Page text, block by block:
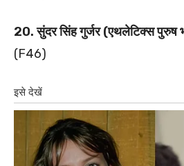
20. सुंदर सिंह गुर्जर (एथलेटिक्स पुरुष
(F46)